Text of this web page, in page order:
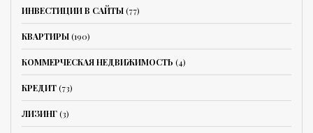
ИНВЕСТИЦИИ В САЙТЫ(77)
КВАРТИРЫ(190)
КОММЕРЧЕСКАЯ НЕДВИЖИМОСТЬ (4)
КРЕДИТ(73)
ЛИЗИНГ(3)